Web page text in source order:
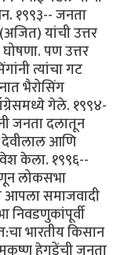
१९९३-- जनता
यांची उत्तर
पण उत्तर
त्यांचा गट
भैरोसिंग
गेले. १९९४-
जनता दलातून
देवीलाल आणि
केला. १९९६--
लोकसभा
समाजवादी
निवडणुकांपूर्वी
भारतीय किसान